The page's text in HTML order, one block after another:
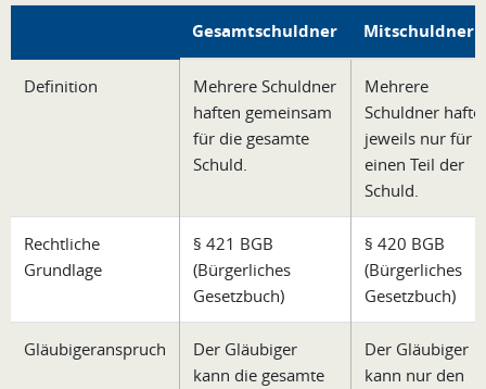
Gesamtschuldner Mitschuldner
Definition
Mehrere Schuldner
haften gemeinsam
für die gesamte
Schuld.
Mehrere
Schuldner
jeweils nur für
einen Teil der
Schuld.
Rechtliche
Grundlage
§ 421 BGB
(Bürgerliches
Gesetzbuch)
§ 420 BGB
(Bürgerliches
Gesetzbuch)
Gläubigeranspruch
Der Gläubiger
kann die gesamte
Der Gläubiger
kann nur den